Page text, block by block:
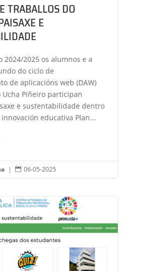
TRABALLOS DO
E
2024/2025 os alumnos e a
do ciclo de
de aplicacións web (DAW)
Ucha Piñeiro participan
e sustentabilidade dentro
educativa Plan...
|  06-05-2025